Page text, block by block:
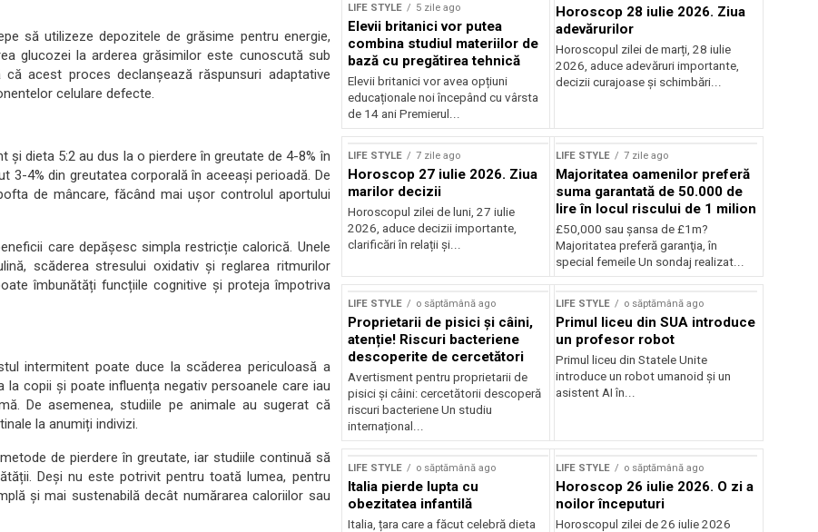
să utilizeze depozitele de grăsime pentru energie,
glucozei la arderea grăsimilor este cunoscută sub
că acest proces declanșează răspunsuri adaptative
celulare defecte.
dieta 5:2 au dus la o pierdere în greutate de 4-8% în
3-4% din greutatea corporală în aceeași perioadă. De
de mâncare, făcând mai ușor controlul aportului
care depășesc simpla restricție calorică. Unele
scăderea stresului oxidativ și reglarea ritmurilor
îmbunătăți funcțiile cognitive și proteja împotriva
intermitent poate duce la scăderea periculoasă a
copii și poate influența negativ persoanele care iau
De asemenea, studiile pe animale au sugerat că
la anumiți indivizi.
de pierdere în greutate, iar studiile continuă să
Deși nu este potrivit pentru toată lumea, pentru
și mai sustenabilă decât numărarea caloriilor sau
LIFE STYLE 5 zile ago
Elevii britanici vor putea
combina studiul materiilor de
bază cu pregătirea tehnică
Elevii britanici vor avea opțiuni
educaționale noi începând cu vârsta
de 14 ani Premierul...
Horoscop 28 iulie 2026. Ziua
adevărurilor
Horoscopul zilei de marți, 28 iulie
2026, aduce adevăruri importante,
decizii curajoase și schimbări...
LIFE STYLE 7 zile ago
Horoscop 27 iulie 2026. Ziua
marilor decizii
Horoscopul zilei de luni, 27 iulie
2026, aduce decizii importante,
clarificări în relații și...
LIFE STYLE 7 zile ago
Majoritatea oamenilor preferă
suma garantată de 50.000 de
lire în locul riscului de 1 milion
£50,000 sau şansa de £1m?
Majoritatea preferă garanţia, în
special femeile Un sondaj realizat...
LIFE STYLE o săptămână ago
Proprietarii de pisici și câini,
atenție! Riscuri bacteriene
descoperite de cercetători
Avertisment pentru proprietarii de
pisici și câini: cercetătorii descoperă
riscuri bacteriene Un studiu
internațional...
LIFE STYLE o săptămână ago
Primul liceu din SUA introduce
un profesor robot
Primul liceu din Statele Unite
introduce un robot umanoid și un
asistent AI în...
LIFE STYLE o săptămână ago
Italia pierde lupta cu
obezitatea infantilă
Italia, țara care a făcut celebră dieta
LIFE STYLE o săptămână ago
Horoscop 26 iulie 2026. O zi a
noilor începuturi
Horoscopul zilei de 26 iulie 2026